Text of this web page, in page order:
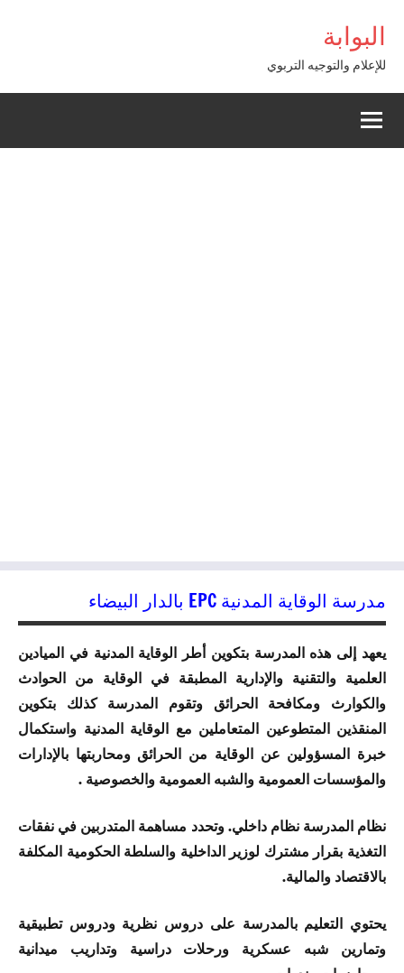
contenu
البوابة
للإعلام والتوجيه التربوي
مدرسة الوقاية المدنية EPC بالدار البيضاء
يعهد إلى هذه المدرسة بتكوين أطر الوقاية المدنية في الميادين
العلمية والتقنية والإدارية المطبقة في الوقاية من الحوادث
والكوارث ومكافحة الحرائق وتقوم المدرسة كذلك بتكوين
المنقذين المتطوعين المتعاملين مع الوقاية المدنية واستكمال
خبرة المسؤولين عن الوقاية من الحرائق ومحاربتها بالإدارات
والمؤسسات العمومية والشبه العمومية والخصوصية .
نظام المدرسة نظام داخلي. وتحدد مساهمة المتدربين في نفقات
التغذية بقرار مشترك لوزير الداخلية والسلطة الحكومية المكلفة
بالاقتصاد والمالية.
يحتوي التعليم بالمدرسة على دروس نظرية ودروس تطبيقية
وتمارين شبه عسكرية ورحلات دراسية وتداريب ميدانية